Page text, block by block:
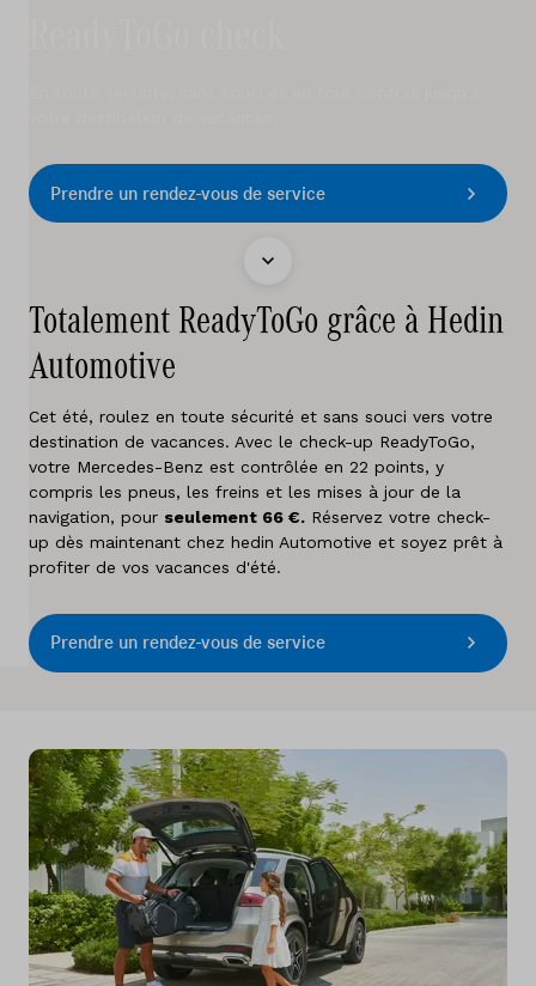
Vergelijken
Marques
Services
A propos de nous
Belgique
Néerlandais
Français
Prendre un rendez-vous de service
Totalement ReadyToGo grâce à Hedin
Automotive
Cet été, roulez en toute sécurité et sans souci vers votre
destination de vacances. Avec le check-up ReadyToGo,
votre Mercedes-Benz est contrôlée en 22 points, y
compris les pneus, les freins et les mises à jour de la
navigation, pour seulement 66 €. Réservez votre check-
up dès maintenant chez hedin Automotive et soyez prêt à
profiter de vos vacances d'été.
Prendre un rendez-vous de service